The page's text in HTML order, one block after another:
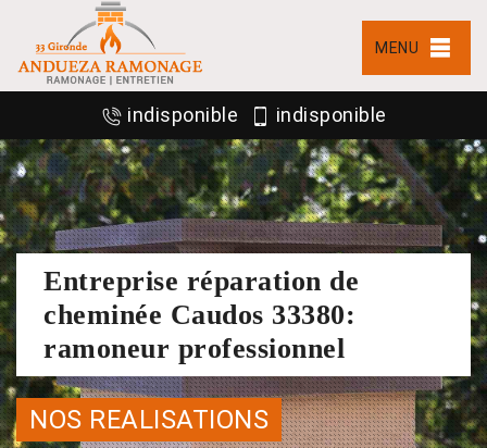
MENU
indisponible indisponible
Entreprise réparation de
cheminée Caudos 33380:
ramoneur professionnel
NOS REALISATIONS